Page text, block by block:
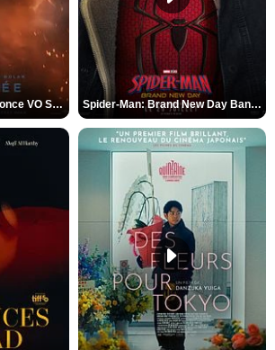
L'Odyssée Bande-annonce VO STFR Spider-Man: Brand New Day Bande-annonce VO STFR